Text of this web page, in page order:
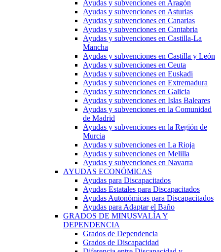
Ayudas y subvenciones en Aragón
Ayudas y subvenciones en Asturias
Ayudas y subvenciones en Canarias
Ayudas y subvenciones en Cantabria
Ayudas y subvenciones en Castilla-La
Mancha
Ayudas y subvenciones en Castilla y León
Ayudas y subvenciones en Ceuta
Ayudas y subvenciones en Euskadi
Ayudas y subvenciones en Extremadura
Ayudas y subvenciones en Galicia
Ayudas y subvenciones en Islas Baleares
Ayudas y subvenciones en la Comunidad
de Madrid
Ayudas y subvenciones en la Región de
Murcia
Ayudas y subvenciones en La Rioja
Ayudas y subvenciones en Melilla
Ayudas y subvenciones en Navarra
AYUDAS ECONÓMICAS
Ayudas para Discapacitados
Ayudas Estatales para Discapacitados
Ayudas Autonómicas para Discapacitados
Ayudas para Adaptar el Baño
GRADOS DE MINUSVALÍA Y
DEPENDENCIA
Grados de Dependencia
Grados de Discapacidad